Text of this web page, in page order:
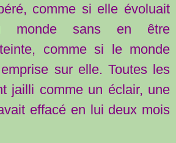
comme si elle évoluait
sans en être
comme si le monde
sur elle. Toutes les
jailli comme un éclair, une
effacé en lui deux mois